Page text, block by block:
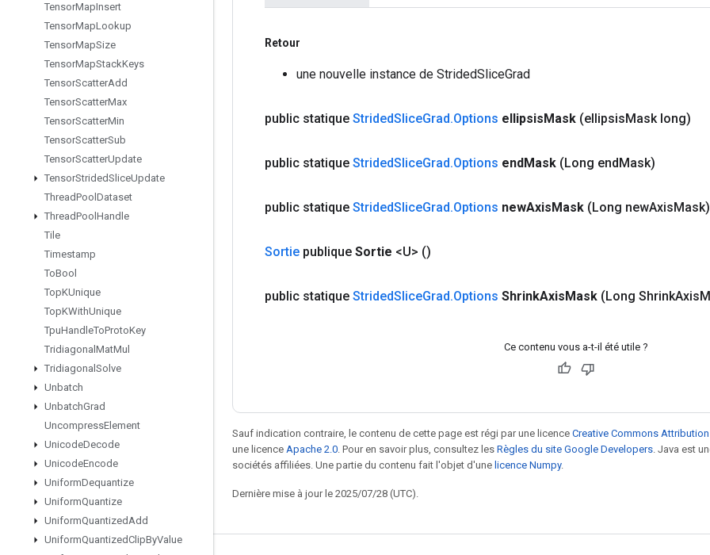
TensorMapInsert
TensorMapLookup
TensorMapSize
TensorMapStackKeys
TensorScatterAdd
TensorScatterMax
TensorScatterMin
TensorScatterSub
TensorScatterUpdate
TensorStridedSliceUpdate
ThreadPool Dataset
ThreadPool Handle
Tile
Timestamp
ToBool
TopKUnique
TopKWithUnique
TpuHandleToProtoKey
Tridiagonal MatMul
Tridiagonal Solve
Unbatch
UnbatchGrad
UncompressElement
UnicodeDecode
UnicodeEncode
UniformDequantize
UniformQuantize
UniformQuantizedAdd
UniformQuantizedClipByValue
Retour
une nouvelle instance de StridedSliceGrad
public statique StridedSliceGrad.Options ellipsisMask (ellipsisMask long)
public statique StridedSliceGrad.Options endMask (Long endMask)
public statique StridedSliceGrad.Options newAxisMask (Long newAxisMask)
Sortie publique Sortie <U> ()
public statique StridedSliceGrad.Options ShrinkAxisMask (Long ShrinkAxis
Ce contenu vous a-t-il été utile ?
Sauf indication contraire, le contenu de cette page est régi par une licence Creative Commons
une licence Apache 2.0 . Pour en savoir plus, consultez les Règles du site Google Developers . Java est
sociétés affiliées. Une partie du contenu fait l'objet d'une licence Numpy.
Dernière mise à jour le 2025/07/28 (UTC).